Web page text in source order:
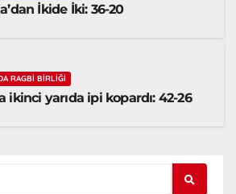
İkide İki: 36-20
RAGBI BIRLIĞI
ikinci yarıda ipi kopardı: 42-26